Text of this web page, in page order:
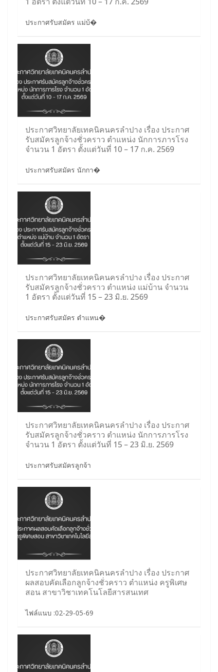
ประกาศรับสมัคร แม่บ้�
ประกาศวิทยาลัยเทคนิคนครลำปาง เรื่อง ประกาศ
รับสมัครลูกจ้างชั่วคราว ตำแหน่ง นักการภารโรง
จำนวน 1 อัตรา ตั้งแต่วันที่ 10 – 17 ก.ค. 2569
ประกาศรับสมัคร นักกา�
ประกาศวิทยาลัยเทคนิคนครลำปาง เรื่อง ประกาศ
รับสมัครลูกจ้างชั่วคราว ตำแหน่ง แม่บ้าน จำนวน
1 อัตรา ตั้งแต่วันที่ 15 – 23 มิ.ย. 2569
ประกาศรับสมัคร ตำแหน�
ประกาศวิทยาลัยเทคนิคนครลำปาง เรื่อง ประกาศ
รับสมัครลูกจ้างชั่วคราว ตำแหน่ง นักการภารโรง
จำนวน 1 อัตรา ตั้งแต่วันที่ 15 – 23 มิ.ย. 2569
ประกาศรับสมัครลูกจ้า
ประกาศวิทยาลัยเทคนิคนครลำปาง เรื่อง ประกาศ
ผลสอบคัดเลือกลูกจ้างชั่วคราว ตำแหน่ง ครูพิเศษ
สอน สาขาวิชาเทคโนโลยีสารสนเทศ
ไฟล์แนบ :02-29-05-69